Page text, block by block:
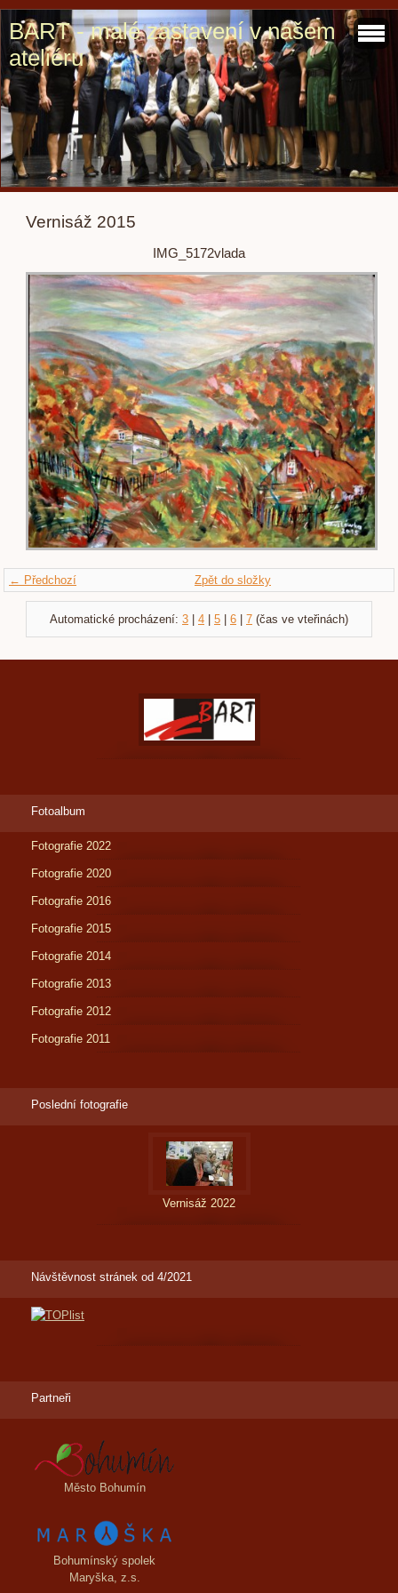
BART - malé zastavení v našem
ateliéru
Vernisáž 2015
IMG_5172vlada
← Předchozí Zpět do složky
Automatické procházení: 3 4 5 6 7 (čas ve vteřinách)
Fotoalbum
Fotografie 2022
Fotografie 2020
Fotografie 2016
Fotografie 2015
Fotografie 2014
Fotografie 2013
Fotografie 2012
Fotografie 2011
Poslední fotografie
Vernisáž 2022
Návštěvnost stránek od 4/2021
Partneři
Město Bohumín
Bohumínský spolek
Maryška, z.s.